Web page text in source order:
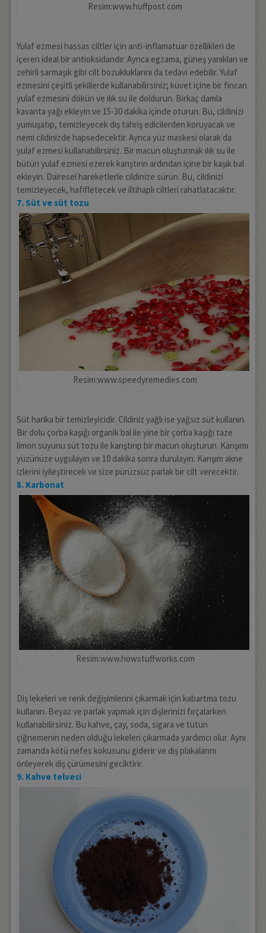
Resim:www.huffpost.com
Yulaf ezmesi hassas ciltler için anti-inflamatuar özellikleri de
içeren ideal bir antioksidandır. Ayrıca egzama, güneş yanıkları ve
zehirli sarmaşık gibi cilt bozukluklarını da tedavi edebilir. Yulaf
ezmesini çeşitli şekillerde kullanabilirsiniz; küvet içine bir fincan
yulaf ezmesini dökün ve ılık su ile doldurun. Birkaç damla
kavanta yağı ekleyin ve 15-30 dakika içinde oturun. Bu, cildinizi
yumuşatıp, temizleyecek dış tahriş edicilerden koruyacak ve
nemi cildinizde hapsedecektir. Ayrıca yüz maskesi olarak da
yulaf ezmesi kullanabilirsiniz. Bir macun oluşturmak ılık su ile
bütün yulaf ezmesi ezerek karıştırın ardından içine bir kaşık bal
ekleyin. Dairesel hareketlerle cildinize sürün. Bu, cildinizi
temizleyecek, hafifletecek ve iltihaplı ciltleri rahatlatacaktır.
7. Süt ve süt tozu
Resim:www.speedyremedies.com
Süt harika bir temizleyicidir. Cildiniz yağlı ise yağsız süt kullanın.
Bir dolu çorba kaşığı organik bal ile yine bir çorba kaşığı taze
limon suyunu süt tozu ile karıştırıp bir macun oluşturun. Karışımı
yüzünüze uygulayın ve 10 dakika sonra durulayın. Karışım akne
izlerini iyileştirecek ve size pürüzsüz parlak bir cilt verecektir.
8. Karbonat
Resim:www.howstuffworks.com
Diş lekeleri ve renk değişimlerini çıkarmak için kabartma tozu
kullanın. Beyaz ve parlak yapmak için dişlerinizi fırçalarken
kullanabilirsiniz. Bu kahve, çay, soda, sigara ve tütün
çiğnemenin neden olduğu lekeleri çıkarmada yardımcı olur. Aynı
zamanda kötü nefes kokusunu giderir ve diş plakalarını
önleyerek diş çürümesini geciktirir.
9. Kahve telvesi